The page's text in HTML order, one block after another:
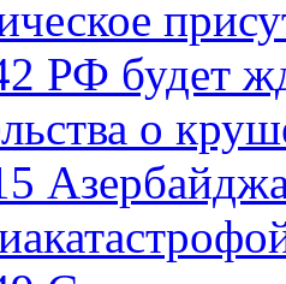
РФ будет
о